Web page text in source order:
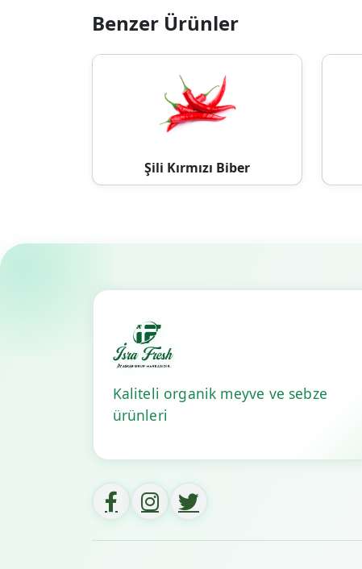
Benzer Ürünler
Şili Kırmızı Biber
Kaliteli organik meyve ve sebze
ürünleri